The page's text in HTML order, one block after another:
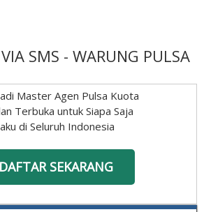
SMS - WARUNG PULSA
Master Agen Pulsa Kuota
Terbuka untuk Siapa Saja
di Seluruh Indonesia
SEKARANG